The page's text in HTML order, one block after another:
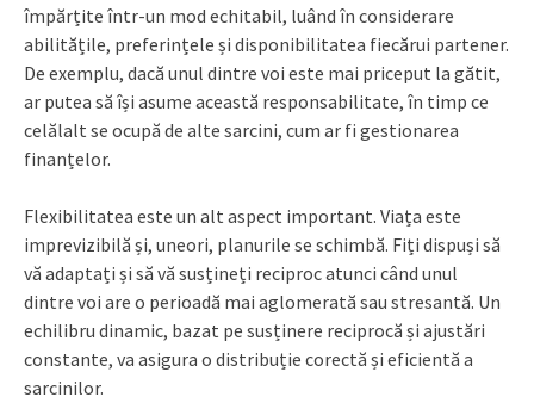
împărțite într-un mod echitabil, luând în considerare
abilitățile, preferințele și disponibilitatea fiecărui partener.
De exemplu, dacă unul dintre voi este mai priceput la gătit,
ar putea să își asume această responsabilitate, în timp ce
celălalt se ocupă de alte sarcini, cum ar fi gestionarea
finanțelor.
Flexibilitatea este un alt aspect important. Viața este
imprevizibilă și, uneori, planurile se schimbă. Fiți dispuși să
vă adaptați și să vă susțineți reciproc atunci când unul
dintre voi are o perioadă mai aglomerată sau stresantă. Un
echilibru dinamic, bazat pe susținere reciprocă și ajustări
constante, va asigura o distribuție corectă și eficientă a
sarcinilor.